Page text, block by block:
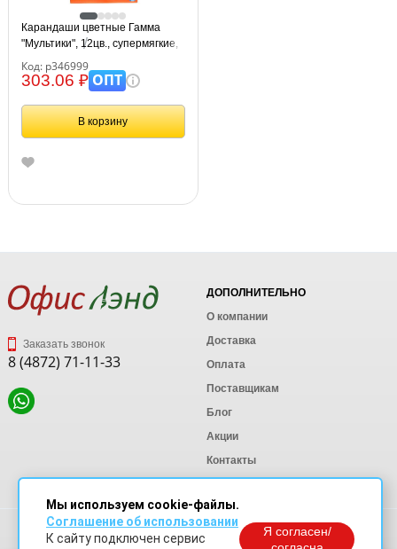
Карандаши цветные Гамма
"Мультики", 12цв., супермягкие,
заточен., картон. упак.,
Код: р346999
303.06 ₽ОПТ
В корзину
Заказать звонок
8 (4872) 71-11-33
ДОПОЛНИТЕЛЬНО
О компании
Доставка
Оплата
Поставщикам
Блог
Акции
Контакты
Политика конфиденциальности
Согласие на обработку персональных данных
Мы используем cookie-файлы.
Соглашение об использовании
К сайту подключен сервис
Я согласен/